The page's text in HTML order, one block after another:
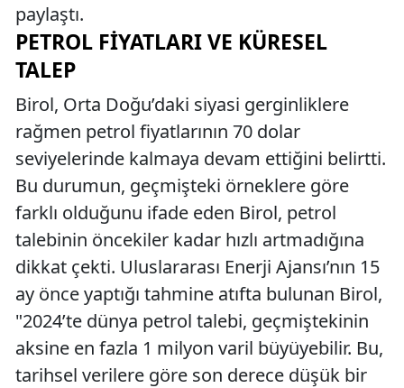
paylaştı.
PETROL FIYATLARI VE KÜRESEL
TALEP
Birol, Orta Doğu’daki siyasi gerginliklere
rağmen petrol fiyatlarının 70 dolar
seviyelerinde kalmaya devam ettiğini belirtti.
Bu durumun, geçmişteki örneklere göre
farklı olduğunu ifade eden Birol, petrol
talebinin öncekiler kadar hızlı artmadığına
dikkat çekti. Uluslararası Enerji Ajansı’nın 15
ay önce yaptığı tahmine atıfta bulunan Birol,
"2024’te dünya petrol talebi, geçmiştekinin
aksine en fazla 1 milyon varil büyüyebilir. Bu,
tarihsel verilere göre son derece düşük bir